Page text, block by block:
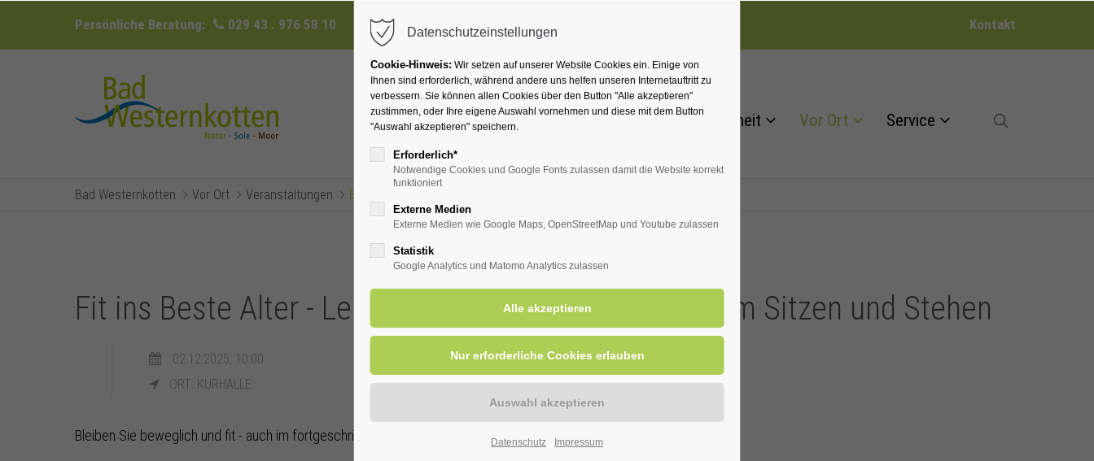
Persönliche Beratung: 029 43 . 976 58 10 info@badwesternkotten.de Kontakt
Ihr Heilbad Übernachten Für Ihre Gesundheit Vor Ort Service
Bad Westernkotten Vor Ort Veranstaltungen Eventsreader (Timeline)
Fit ins Beste Alter - Leichte Gymnastik für Senioren im Sitzen und Stehen
02.12.2025, 10:00
ORT: KURHALLE
Bleiben Sie beweglich und fit - auch im fortgeschrittenen Alter
Datenschutzeinstellungen
Cookie-Hinweis: Wir setzen auf unserer Website Cookies ein. Einige von
Ihnen sind erforderlich, während andere uns helfen unseren Internetauftritt zu
verbessern. Sie können allen Cookies über den Button "Alle akzeptieren"
zustimmen, oder Ihre eigene Auswahl vornehmen und diese mit dem Button
"Auswahl akzeptieren" speichern.
Erforderlich*
Notwendige Cookies und Google Fonts zulassen damit die Website korrekt
funktioniert
Externe Medien
Externe Medien wie Google Maps, OpenStreetMap und Youtube zulassen
Statistik
Google Analytics und Matomo Analytics zulassen
Datenschutz Impressum